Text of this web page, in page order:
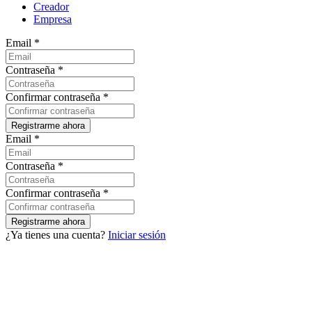
Creador
Empresa
Email *
Contraseña *
Confirmar contraseña *
Email *
Contraseña *
Confirmar contraseña *
¿Ya tienes una cuenta? Iniciar sesión